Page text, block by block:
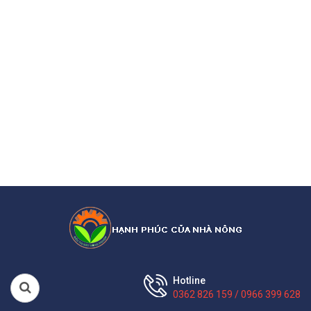
Hotline
0362 826 159 / 0966 399 628